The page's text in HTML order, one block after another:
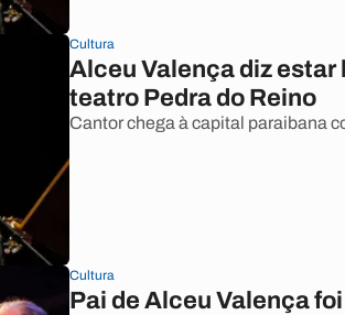
Cultura
Alceu Valença diz estar
teatro Pedra do Reino
Cantor chega à capital paraibana
Cultura
Pai de Alceu Valença